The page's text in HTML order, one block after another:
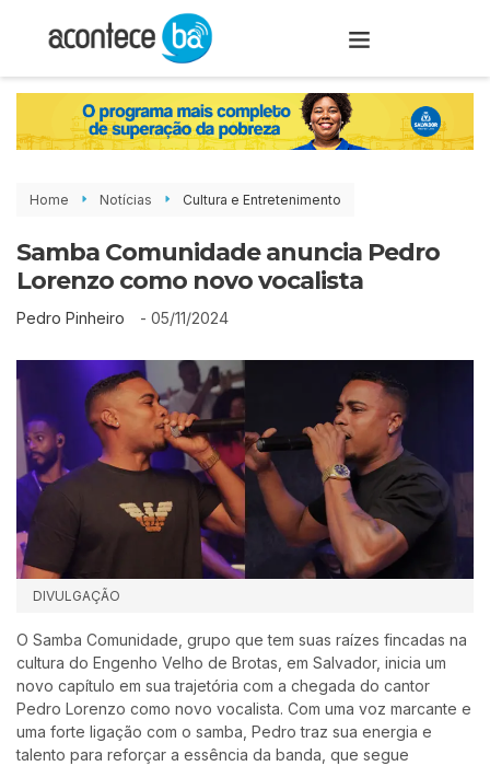
Home Notícias Cultura e Entretenimento
Samba Comunidade anuncia Pedro
Lorenzo como novo vocalista
Pedro Pinheiro - 05/11/2024
DIVULGAÇÃO
O Samba Comunidade, grupo que tem suas raízes fincadas na
cultura do Engenho Velho de Brotas, em Salvador, inicia um
novo capítulo em sua trajetória com a chegada do cantor
Pedro Lorenzo como novo vocalista. Com uma voz marcante e
uma forte ligação com o samba, Pedro traz sua energia e
talento para reforçar a essência da banda, que segue